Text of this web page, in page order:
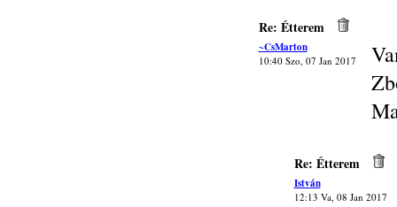
Re: Étterem
~CsMarton
10:40 Szo, 07 Jan 2017
Re: Étterem
István
12:13 Va, 08 Jan 2017